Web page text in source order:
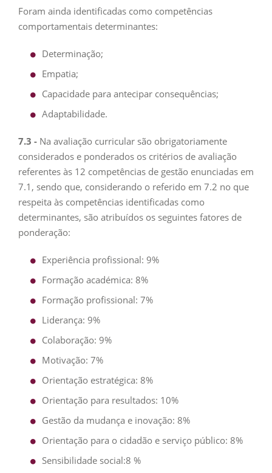
Foram ainda identificadas como competências
comportamentais determinantes:
Determinação;
Empatia;
Capacidade para antecipar consequências;
Adaptabilidade.
7.3 - Na avaliação curricular são obrigatoriamente
considerados e ponderados os critérios de avaliação
referentes às 12 competências de gestão enunciadas em
7.1, sendo que, considerando o referido em 7.2 no que
respeita às competências identificadas como
determinantes, são atribuídos os seguintes fatores de
ponderação:
Experiência profissional: 9%
Formação académica: 8%
Formação profissional: 7%
Liderança: 9%
Colaboração: 9%
Motivação: 7%
Orientação estratégica: 8%
Orientação para resultados: 10%
Gestão da mudança e inovação: 8%
Orientação para o cidadão e serviço público: 8%
Sensibilidade social:8 %